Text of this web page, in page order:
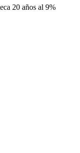
20 años al 9%